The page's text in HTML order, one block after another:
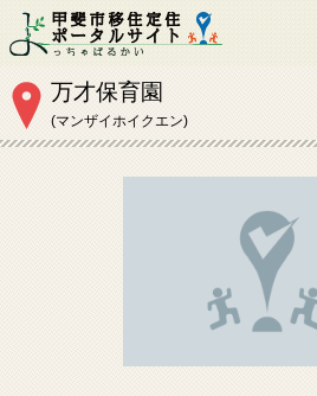
万才保育園
(マンザイホイクエン)